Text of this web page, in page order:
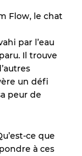
Flow, le chat
par l’eau
Il trouve
un défi
peur de
ce que
à ces